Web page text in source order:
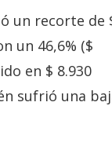
un recorte de
un 46,6% ($
en $ 8.930
sufrió una